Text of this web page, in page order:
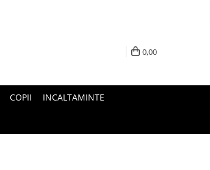
0,00
COPII INCALTAMINTE